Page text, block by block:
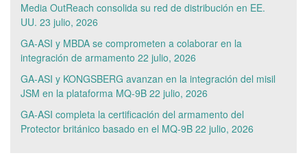
Media OutReach consolida su red de distribución en EE.
UU. 23 julio, 2026
GA-ASI y MBDA se comprometen a colaborar en la
integración de armamento 22 julio, 2026
GA-ASI y KONGSBERG avanzan en la integración del misil
JSM en la plataforma MQ-9B 22 julio, 2026
GA-ASI completa la certificación del armamento del
Protector británico basado en el MQ-9B 22 julio, 2026